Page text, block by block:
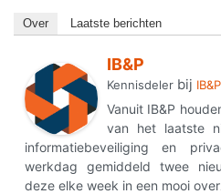
Over Laatste berichten
IB&P
Kennisdeler bij IB&P
Vanuit IB&P
van het laatste
informatiebeveiliging en
werkdag gemiddeld twee
deze elke week in een mooi